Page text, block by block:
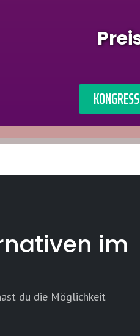
im
du die Möglichkeit